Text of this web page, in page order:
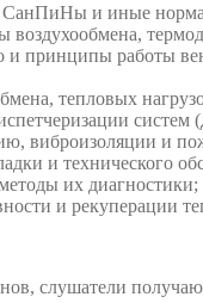
и иные
воздухообмена,
и принципы работы
тепловых
систем
виброизоляции и
и технического
их диагностики;
и рекуперации
слушатели